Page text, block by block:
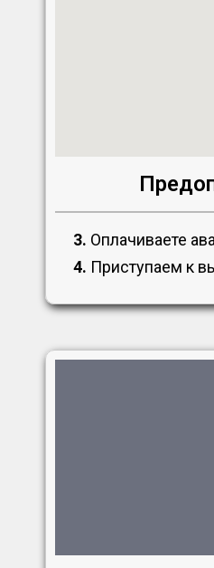
3. Оплачиваете
4. Приступаем к